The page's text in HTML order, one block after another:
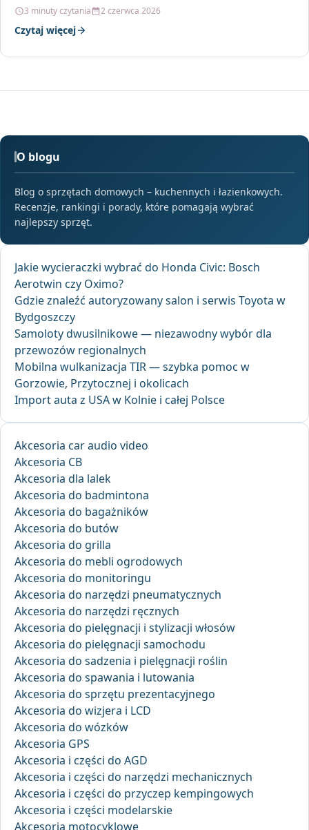
3 minuty czytania 2 czerwca 2026
Czytaj więcej
O blogu
Blog o sprzętach domowych – kuchennych i łazienkowych.
Recenzje, rankingi i porady, które pomagają wybrać
najlepszy sprzęt.
Jakie wycieraczki wybrać do Honda Civic: Bosch
Aerotwin czy Oximo?
Gdzie znaleźć autoryzowany salon i serwis Toyota w
Bydgoszczy
Samoloty dwusilnikowe — niezawodny wybór dla
przewozów regionalnych
Mobilna wulkanizacja TIR — szybka pomoc w
Gorzowie, Przytocznej i okolicach
Import auta z USA w Kolnie i całej Polsce
Akcesoria car audio video
Akcesoria CB
Akcesoria dla lalek
Akcesoria do badmintona
Akcesoria do bagażników
Akcesoria do butów
Akcesoria do grilla
Akcesoria do mebli ogrodowych
Akcesoria do monitoringu
Akcesoria do narzędzi pneumatycznych
Akcesoria do narzędzi ręcznych
Akcesoria do pielęgnacji i stylizacji włosów
Akcesoria do pielęgnacji samochodu
Akcesoria do sadzenia i pielęgnacji roślin
Akcesoria do spawania i lutowania
Akcesoria do sprzętu prezentacyjnego
Akcesoria do wizjera i LCD
Akcesoria do wózków
Akcesoria GPS
Akcesoria i części do AGD
Akcesoria i części do narzędzi mechanicznych
Akcesoria i części do przyczep kempingowych
Akcesoria i części modelarskie
Akcesoria motocyklowe